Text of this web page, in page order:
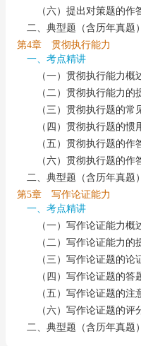
（六）提出对策题的作
二、典型题（含历年真题
第4章 贯彻执行能力
一、考点精讲
（一）贯彻执行能力概
（二）贯彻执行能力的
（三）贯彻执行题的常
（四）贯彻执行题的惯
（五）贯彻执行题的作
（六）贯彻执行题的作
二、典型题（含历年真题
第5章 写作论证能力
一、考点精讲
（一）写作论证能力概
（二）写作论证能力的
（三）写作论证题的论
（四）写作论证题的答
（五）写作论证题的注
（六）写作论证题的评
二、典型题（含历年真题